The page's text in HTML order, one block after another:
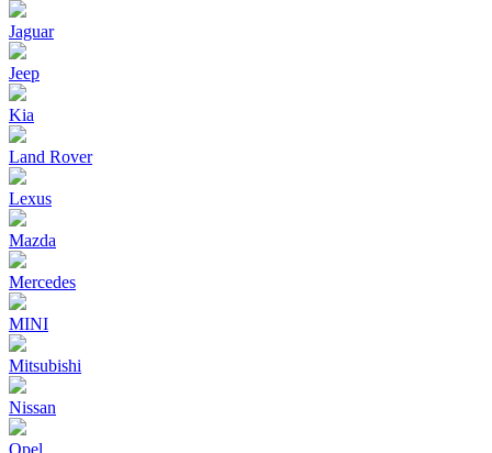
Jaguar
Jeep
Kia
Land Rover
Lexus
Mazda
Mercedes
MINI
Mitsubishi
Nissan
Opel